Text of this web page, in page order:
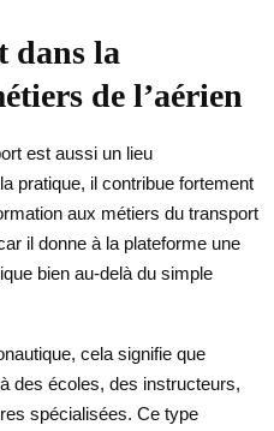
dans la
de l’aérien
est aussi un lieu
pratique, il contribue fortement
aux métiers du transport
il donne à la plateforme une
bien au-delà du simple
cela signifie que
des écoles, des instructeurs,
spécialisées. Ce type